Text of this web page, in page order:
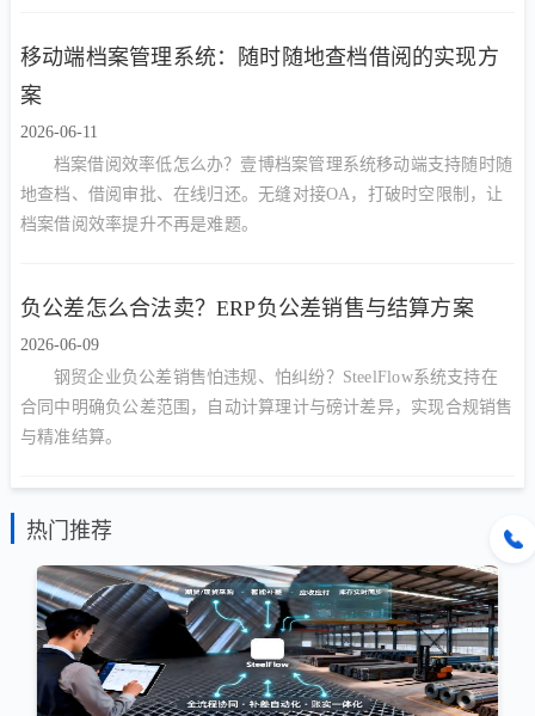
移动端档案管理系统：随时随地查档借阅的实现方
案
2026-06-11
档案借阅效率低怎么办？壹博档案管理系统移动端支持随时随
地查档、借阅审批、在线归还。无缝对接OA，打破时空限制，让
档案借阅效率提升不再是难题。
负公差怎么合法卖？ERP负公差销售与结算方案
2026-06-09
钢贸企业负公差销售怕违规、怕纠纷？SteelFlow系统支持在
合同中明确负公差范围，自动计算理计与磅计差异，实现合规销售
与精准结算。
热门推荐